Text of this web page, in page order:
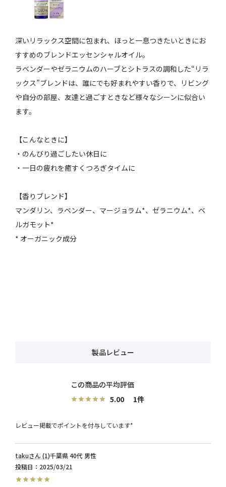
深いリラックス空間に包まれ、ほっと一息つきたいときにお
すすめのブレンドエッセンシャルオイル。
ラベンダーやゼラニウムのハーブとシトラスの調和した“リラ
ックス”ブレンドは、誰にでも好まれやすい香りで、リビング
や自分の部屋、友達と過ごすときなど様々なシーンに似合い
ます。
【こんなときに】
・のんびり過ごしたい休日に
・一日の疲れを癒すくつろぎタイムに
【香りブレンド】
マンダリン、ラベンダー、マージョラム*、ゼラニウム*、ベ
ルガモット*
* オーガニック成分
製品レビュー
5.00 1
レビュー掲載でポイントを付与しています*
taku 1 千葉県 40代 男性
投稿日
2025/03/21